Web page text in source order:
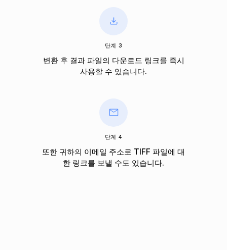
단계 3
변환 후 결과 파일의 다운로드 링크를 즉시
사용할 수 있습니다.
단계 4
또한 귀하의 이메일 주소로 TIFF 파일에 대
한 링크를 보낼 수도 있습니다.